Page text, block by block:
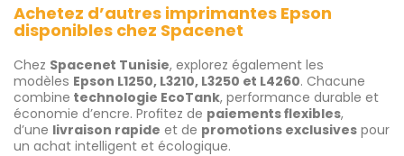
Achetez d’autres imprimantes Epson
disponibles chez Spacenet
Chez Spacenet Tunisie, explorez également les
modèles Epson L1250, L3210, L3250 et L4260. Chacune
combine technologie EcoTank, performance durable et
économie d’encre. Profitez de paiements flexibles,
d’une livraison rapide et de promotions exclusives pour
un achat intelligent et écologique.